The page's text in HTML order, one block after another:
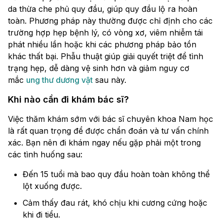
da thừa che phủ quy đầu, giúp quy đầu lộ ra hoàn
toàn. Phương pháp này thường được chỉ định cho các
trường hợp hẹp bệnh lý, có vòng xơ, viêm nhiễm tái
phát nhiều lần hoặc khi các phương pháp bảo tồn
khác thất bại. Phẫu thuật giúp giải quyết triệt để tình
trạng hẹp, dễ dàng vệ sinh hơn và giảm nguy cơ
mắc ung thư dương vật sau này.
Khi nào cần đi khám bác sĩ?
Việc thăm khám sớm với bác sĩ chuyên khoa Nam học
là rất quan trọng để được chẩn đoán và tư vấn chính
xác. Bạn nên đi khám ngay nếu gặp phải một trong
các tình huống sau:
Đến 15 tuổi mà bao quy đầu hoàn toàn không thể
lột xuống được.
Cảm thấy đau rát, khó chịu khi cương cứng hoặc
khi đi tiểu.